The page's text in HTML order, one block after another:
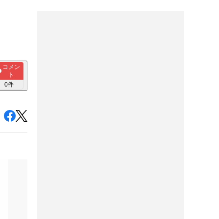
コメン
ト
0件